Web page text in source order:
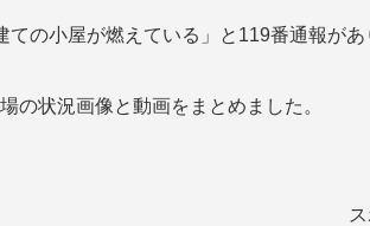
ての小屋が燃えている」と119番通報が
の状況画像と動画をまとめました。